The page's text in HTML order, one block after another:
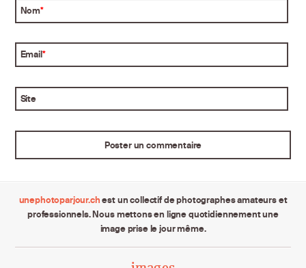
Nom*
Email*
Site
unephotoparjour.chest un collectif de photographes amateurs et
professionnels. Nous mettons en ligne quotidiennement une
image prise le jour même.